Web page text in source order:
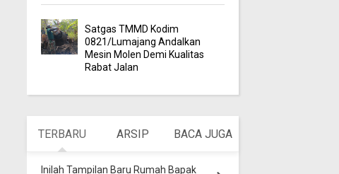
Satgas TMMD Kodim
0821/Lumajang Andalkan
Mesin Molen Demi Kualitas
Rabat Jalan
TERBARU ARSIP BACA JUGA
Inilah Tampilan Baru Rumah Bapak